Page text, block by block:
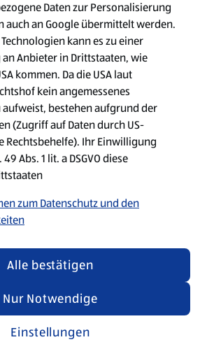
wrong. Please try refreshing
Refresh
Daten zur Personalisierung
auch an Google übermittelt werden.
kann es zu einer
Anbieter in Drittstaaten, wie
kommen. Da die USA laut
kein angemessenes
aufweist, bestehen aufgrund der
(Zugriff auf Daten durch US-
Rechtsbehelfe). Ihr Einwilligung
Abs. 1 lit. a DSGVO diese
zum Datenschutz und den
Einstellungen
Nur Notwendige
Alle bestätigen